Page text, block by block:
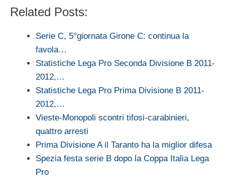
Related Posts:
Serie C, 5°giornata Girone C: continua la
favola…
Statistiche Lega Pro Seconda Divisione B 2011-
2012,…
Statistiche Lega Pro Prima Divisione B 2011-
2012,…
Vieste-Monopoli scontri tifosi-carabinieri,
quattro arresti
Prima Divisione A il Taranto ha la miglior difesa
Spezia festa serie B dopo la Coppa Italia Lega
Pro